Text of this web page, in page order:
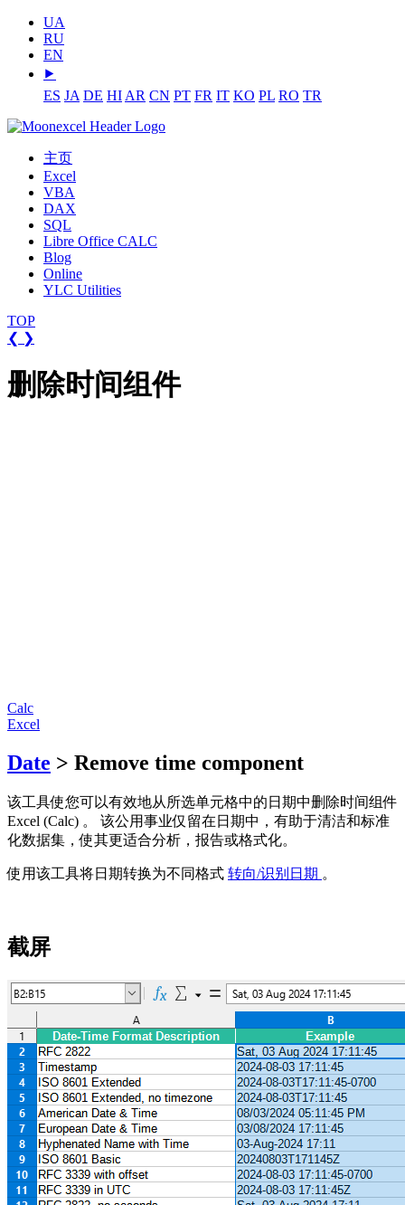
UA
RU
EN
⯈
ES JA DE HI AR CN PT FR IT KO PL RO TR
主页
Excel
VBA
DAX
SQL
Libre Office CALC
Blog
Online
YLC Utilities
TOP
❮ ❯
删除时间组件
Calc
Excel
Date > Remove time component
该工具使您可以有效地从所选单元格中的日期中删除时间组件
Excel (Calc) 。 该公用事业仅留在日期中，有助于清洁和标准
化数据集，使其更适合分析，报告或格式化。
使用该工具将日期转换为不同格式 转向/识别日期 。
截屏